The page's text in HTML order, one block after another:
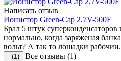
Написать отзыв
Ионистор Green-Cap 2,7V-500F
Брал 5 штук суперконденсаторов
нормально, когда заряженая
вольт? А так то лошадки рабочии.
(1) Все отзывы (1)